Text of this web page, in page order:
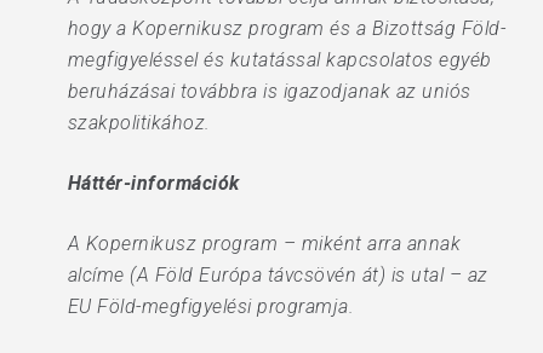
hogy a Kopernikusz program és a Bizottság Föld-
megfigyeléssel és kutatással kapcsolatos egyéb
beruházásai továbbra is igazodjanak az uniós
szakpolitikához.
Háttér-információk
A Kopernikusz program – miként arra annak
alcíme (A Föld Európa távcsövén át) is utal – az
EU Föld-megfigyelési programja.